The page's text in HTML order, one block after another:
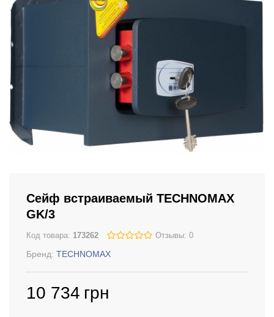
Сейф встраиваемый TECHNOMAX
GK/3
Код товара: 173262 Отзывы: 0
Бренд: TECHNOMAX
10 734 грн